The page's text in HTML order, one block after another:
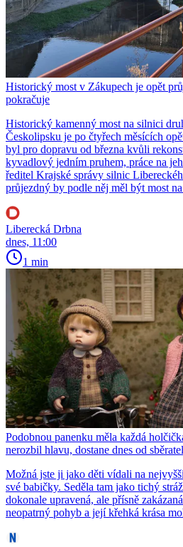
Historický most v Zákupech je opět
pokračuje
Historický kamenný most na silnici
Českolipsku je po čtyřech měsících
byl pro dopravu od března kvůli
kyvadlový jedním pruhem, práce na
ředitel Krajské správy silnic
průjezdný by podle něj měl být most
Liberecká Drbna
dnes, 11:00
1 min
Podobnou panenku měla každá
nerozbil hlavu, dostane dnes od
Možná jste ji jako děti vídali na
své babičky. Seděla tam jako tichý
dokonale upravená, ale přísně
neopatrný pohyb a její křehká krása